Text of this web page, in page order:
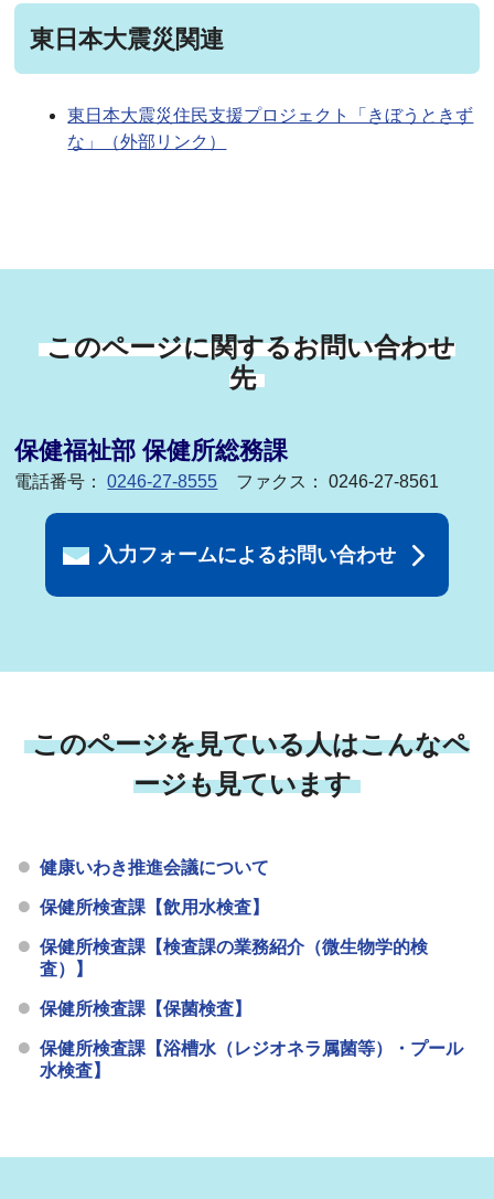
東日本大震災関連
東日本大震災住民支援プロジェクト「きぼうときず
な」（外部リンク）
このページに関するお問い合わせ
先
保健福祉部 保健所総務課
電話番号：0246-27-8555 ファクス： 0246-27-8561
入力フォームによるお問い合わせ
このページを見ている人はこんなペ
ージも見ています
健康いわき推進会議について
保健所検査課【飲用水検査】
保健所検査課【検査課の業務紹介（微生物学的検
査）】
保健所検査課【保菌検査】
保健所検査課【浴槽水（レジオネラ属菌等）・プール
水検査】